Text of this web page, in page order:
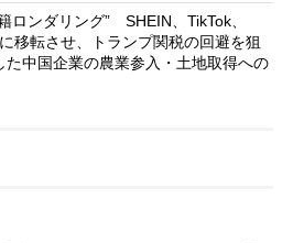
ロンダリング” SHEIN、TikTok、
移転させ、トランプ関税の回避を狙
中国企業の農業参入・土地取得への